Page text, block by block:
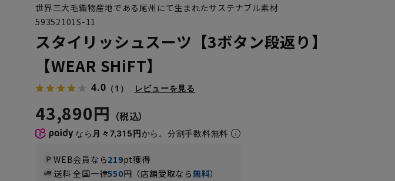
世界三大毛織物産地である尾州にて生まれたサステナブル素材
59352101S-11
スタイリッシュスーツ【3ボタン段返り】
【WEAR SHiFT】
4.0 （1） レビューを見る
43,890円
なら 月々7,315円から。分割手数料無料
WEB会員なら219pt獲得
送料 全国一律550円（店舗受取なら無料）